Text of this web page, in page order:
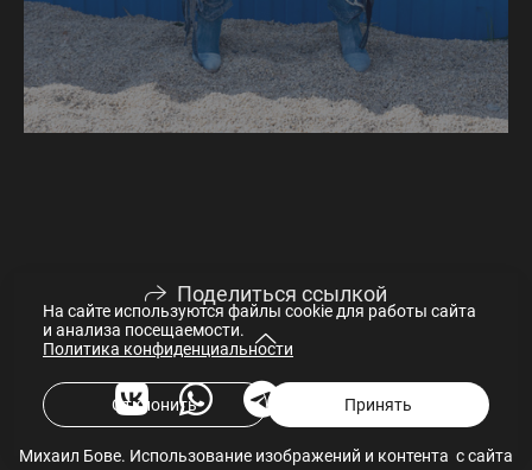
Поделиться ссылкой
Михаил Бове. Использование изображений и контента с сайта
На сайте используются файлы cookie для работы сайта
и анализа посещаемости.
Политика конфиденциальности
Отклонить Принять